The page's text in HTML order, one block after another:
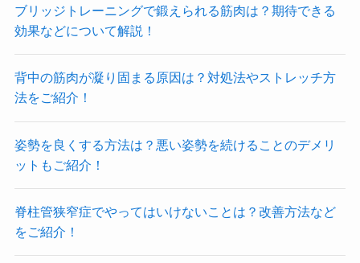
ブリッジトレーニングで鍛えられる筋肉は？期待できる
効果などについて解説！
背中の筋肉が凝り固まる原因は？対処法やストレッチ方
法をご紹介！
姿勢を良くする方法は？悪い姿勢を続けることのデメリ
ットもご紹介！
脊柱管狭窄症でやってはいけないことは？改善方法など
をご紹介！